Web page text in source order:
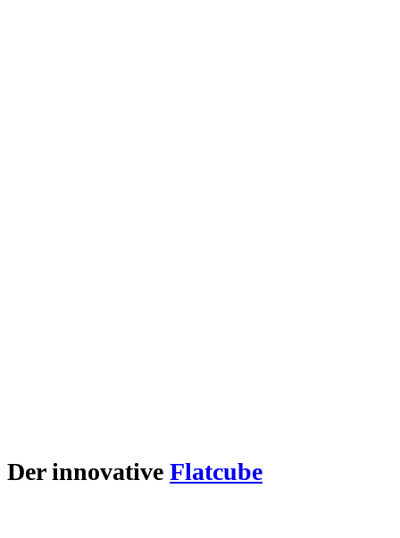
Der innovative Flatcube